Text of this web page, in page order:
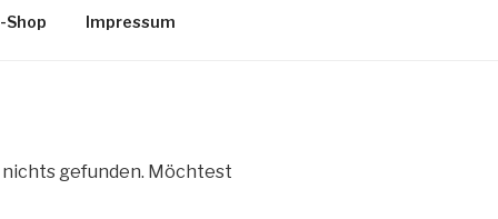
Impressum
nichts gefunden. Möchtest